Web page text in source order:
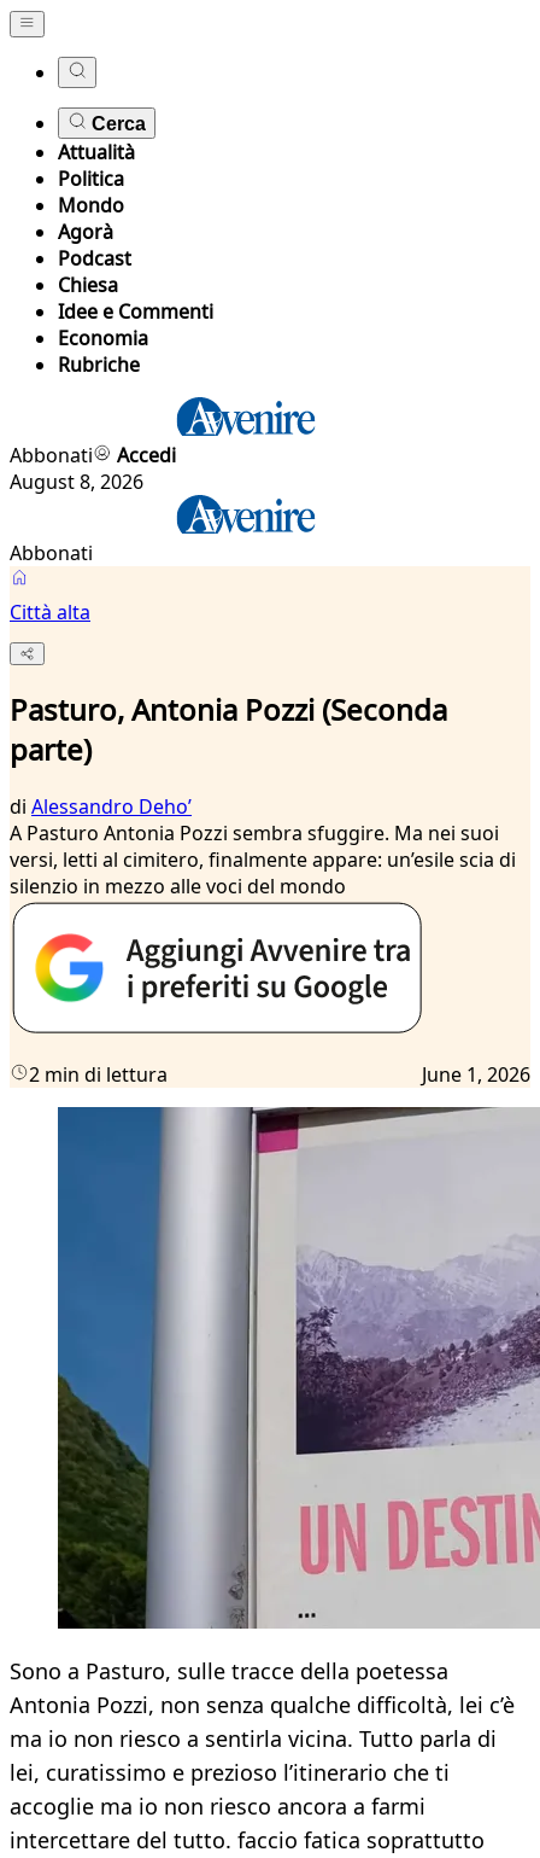
Cerca
Attualità
Politica
Mondo
Agorà
Podcast
Chiesa
Idee e Commenti
Economia
Rubriche
Abbonati
Accedi
August 8, 2026
Abbonati
Città alta
Pasturo, Antonia Pozzi (Seconda
parte)
di Alessandro Dehoʼ
A Pasturo Antonia Pozzi sembra sfuggire. Ma nei suoi
versi, letti al cimitero, finalmente appare: un’esile scia di
silenzio in mezzo alle voci del mondo
2 min di lettura June 1, 2026
Sono a Pasturo, sulle tracce della poetessa
Antonia Pozzi, non senza qualche difficoltà, lei c’è
ma io non riesco a sentirla vicina. Tutto parla di
lei, curatissimo e prezioso l’itinerario che ti
accoglie ma io non riesco ancora a farmi
intercettare del tutto. faccio fatica soprattutto